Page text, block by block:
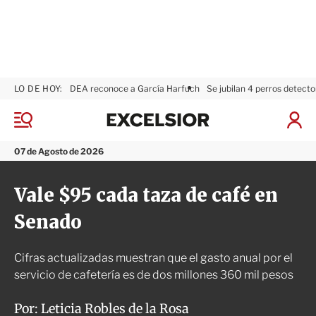
M
n
ú
07 de Agosto de 2026
LO DE HOY: DEA reconoce a García Harfuch Se jubilan 4 perros
I
x
l
o
Vale $95 cada taza de café en
Senado
Cifras actualizadas muestran que el gasto anual por el
servicio de cafetería es de dos millones 360 mil pesos
Por: Leticia Robles de la Rosa